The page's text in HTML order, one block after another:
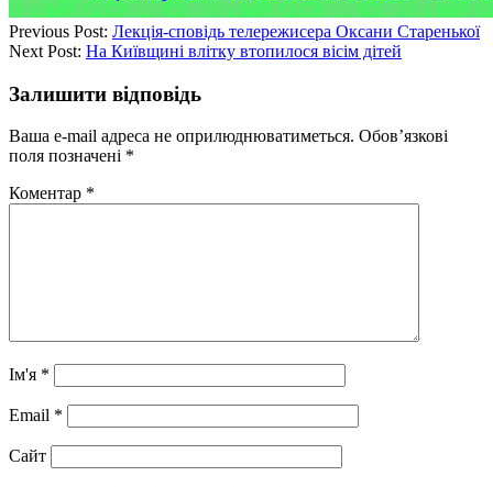
Previous Post: Лекція-сповідь телережисера Оксани Старенької
Next Post: На Київщині влітку втопилося вісім дітей
Залишити відповідь
Ваша e-mail адреса не оприлюднюватиметься. Обов’язкові
поля позначені *
Коментар *
Ім'я *
Email *
Сайт